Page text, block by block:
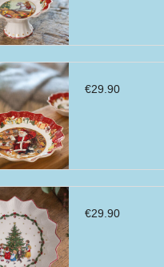
€29.90
€29.90